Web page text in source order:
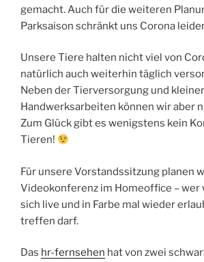
gemacht. Auch für die weiteren
Parksaison schränkt uns Corona
Unsere Tiere halten nicht viel von
natürlich auch weiterhin täglich
Neben der Tierversorgung und
Handwerksarbeiten können wir aber
Zum Glück gibt es wenigstens kein
Tieren!
Für unsere Vorstandssitzung planen
Videokonferenz im Homeoffice – wer
sich live und in Farbe mal wieder
treffen darf.
Das hr-fernsehen hat von zwei